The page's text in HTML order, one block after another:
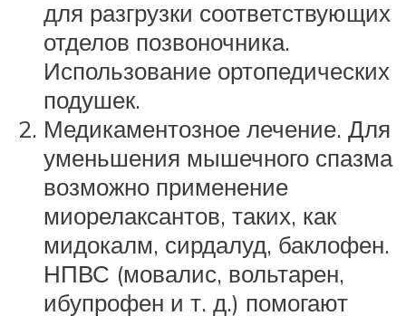
для разгрузки соответствующих
отделов позвоночника.
Использование ортопедических
подушек.
Медикаментозное лечение. Для
уменьшения мышечного спазма
возможно применение
миорелаксантов, таких, как
мидокалм, сирдалуд, баклофен.
НПВС (мовалис, вольтарен,
ибупрофен и т. д.) помогают